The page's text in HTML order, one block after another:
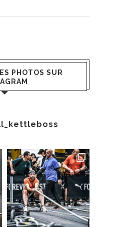
PHOTOS SUR